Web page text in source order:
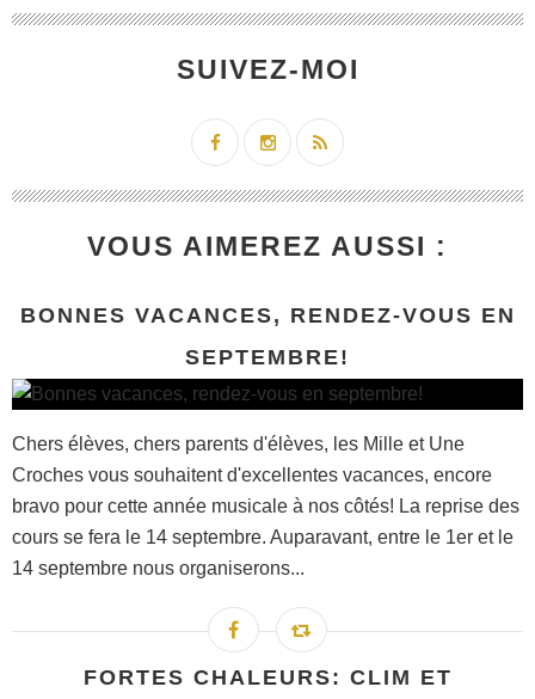
SUIVEZ-MOI
VOUS AIMEREZ AUSSI :
BONNES VACANCES, RENDEZ-VOUS EN
SEPTEMBRE!
Chers élèves, chers parents d'élèves, les Mille et Une
Croches vous souhaitent d'excellentes vacances, encore
bravo pour cette année musicale à nos côtés! La reprise des
cours se fera le 14 septembre. Auparavant, entre le 1er et le
14 septembre nous organiserons...
FORTES CHALEURS: CLIM ET